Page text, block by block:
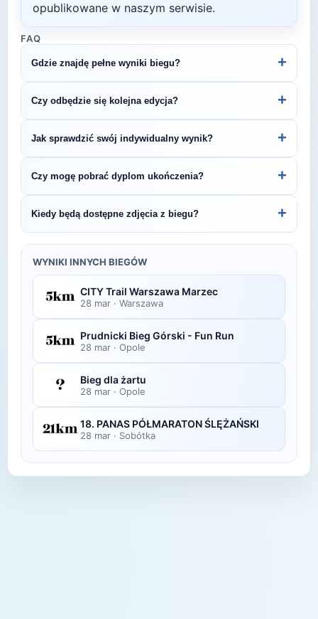
opublikowane w naszym serwisie.
FAQ
Gdzie znajdę pełne wyniki biegu? +
stronie internetowej lub na platformach takich jak
LiveTracking, RunnerSpace czy MarathonSport.
Czy odbędzie się kolejna edycja? +
Śledź stronę organizatora lub ZawodyBiegowe.pl,
by być na bieżąco z datą kolejnej edycji Biegam z
Czystą Przyjemnością.
Jak sprawdzić swój indywidualny wynik? +
organizatora lub platformie pomiarowej podanej na
bibie startowym. Wyniki zawierają czas brutto i
netto, a często też pozycję wśród wszystkich
uczestników i w kategorii wiekowej.
Czy mogę pobrać dyplom ukończenia? +
elektroniczne dyplomy do pobrania ze strony
organizatora po opublikowaniu oficjalnych
Kiedy będą dostępne zdjęcia z biegu? +
w ciągu kilku dni po zawodach na swojej stronie
lub fanpage'u na Facebooku.
WYNIKI INNYCH BIEGÓW
CITY Trail Warszawa Marzec
28 mar · Warszawa
Prudnicki Bieg Górski - Fun Run
28 mar · Opole
Bieg dla żartu
28 mar · Opole
18. PANAS PÓŁMARATON ŚLĘŻAŃSKI
28 mar · Sobótka